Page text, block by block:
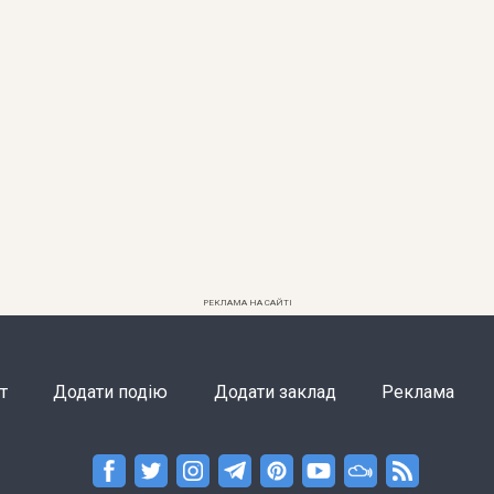
РЕКЛАМА НА САЙТІ
Додати подію Додати заклад Реклама